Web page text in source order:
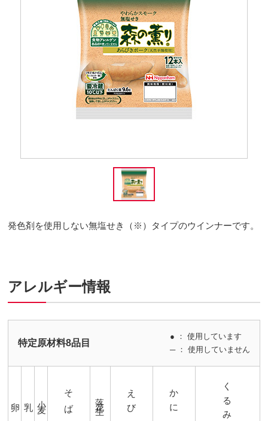
発色剤を使用しない無塩せき（※）タイプのウインナーです。
アレルギー情報
特定原材料8品目
● ： 使用しています
─ ： 使用していません
そば 落花生 えび かに くるみ